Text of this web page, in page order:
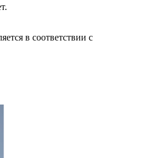
в соответствии с